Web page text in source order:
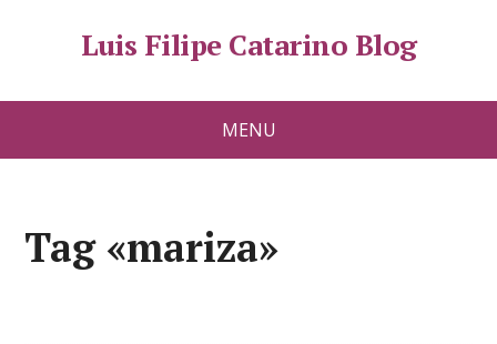
Luis Filipe Catarino Blog
MENU
Tag «mariza»